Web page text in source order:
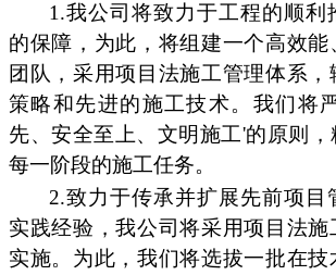
1.我公司将致力于工程的顺利
的保障，为此，将组建一个高效能
团队，采用项目法施工管理体系
策略和先进的施工技术。我们将
先、安全至上、文明施工'的原则
每一阶段的施工任务。
2.致力于传承并扩展先前项目
实践经验，我公司将采用项目法施
实施。为此，我们将选拔一批在